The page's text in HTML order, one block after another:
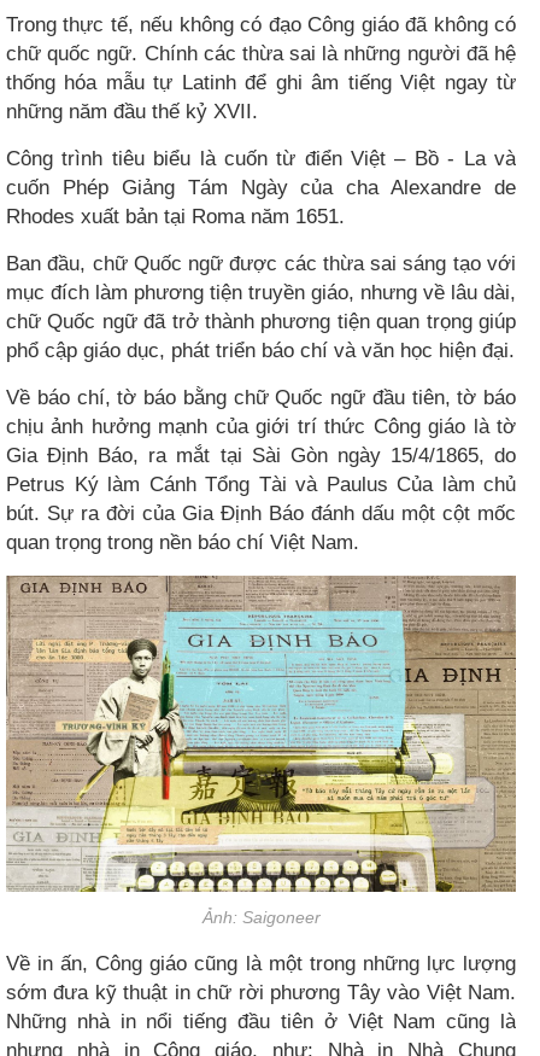
Trong thực tế, nếu không có đạo Công giáo đã không có
chữ quốc ngữ. Chính các thừa sai là những người đã hệ
thống hóa mẫu tự Latinh để ghi âm tiếng Việt ngay từ
những năm đầu thế kỷ XVII.
Công trình tiêu biểu là cuốn từ điển Việt – Bồ - La và
cuốn Phép Giảng Tám Ngày của cha Alexandre de
Rhodes xuất bản tại Roma năm 1651.
Ban đầu, chữ Quốc ngữ được các thừa sai sáng tạo với
mục đích làm phương tiện truyền giáo, nhưng về lâu dài,
chữ Quốc ngữ đã trở thành phương tiện quan trọng giúp
phổ cập giáo dục, phát triển báo chí và văn học hiện đại.
Về báo chí, tờ báo bằng chữ Quốc ngữ đầu tiên, tờ báo
chịu ảnh hưởng mạnh của giới trí thức Công giáo là tờ
Gia Định Báo, ra mắt tại Sài Gòn ngày 15/4/1865, do
Petrus Ký làm Cánh Tổng Tài và Paulus Của làm chủ
bút. Sự ra đời của Gia Định Báo đánh dấu một cột mốc
quan trọng trong nền báo chí Việt Nam.
Ảnh: Saigoneer​
Về in ấn, Công giáo cũng là một trong những lực lượng
sớm đưa kỹ thuật in chữ rời phương Tây vào Việt Nam.
Những nhà in nổi tiếng đầu tiên ở Việt Nam cũng là
nhưng nhà in Công giáo, như: Nhà in Nhà Chung